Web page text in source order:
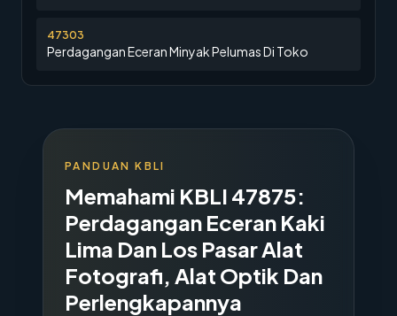
47303
Perdagangan Eceran Minyak Pelumas Di Toko
PANDUAN KBLI
Memahami KBLI 47875:
Perdagangan Eceran Kaki
Lima Dan Los Pasar Alat
Fotografi, Alat Optik Dan
Perlengkapannya